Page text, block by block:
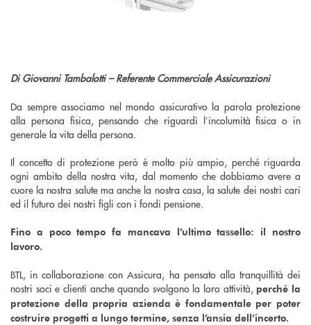
Di Giovanni Tambalotti – Referente Commerciale Assicurazioni
Da sempre associamo nel mondo assicurativo la parola protezione
alla persona fisica, pensando che riguardi l’incolumità fisica o in
generale la vita della persona.
Il concetto di protezione però è molto più ampio, perché riguarda
ogni ambito della nostra vita, dal momento che dobbiamo avere a
cuore la nostra salute ma anche la nostra casa, la salute dei nostri cari
ed il futuro dei nostri figli con i fondi pensione.
Fino a poco tempo fa mancava l’ultimo tassello: il nostro
lavoro.
BTL, in collaborazione con Assicura, ha pensato alla tranquillità dei
nostri soci e clienti anche quando svolgono la loro attività, perché la
protezione della propria azienda è fondamentale per poter
costruire progetti a lungo termine, senza l’ansia dell’incerto.